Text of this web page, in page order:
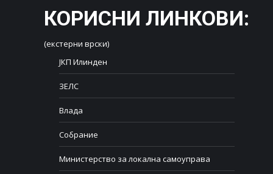
КОРИСНИ ЛИНКОВИ:
(екстерни врски)
ЈКП Илинден
ЗЕЛС
Влада
Собрание
Министерство за локална самоуправа